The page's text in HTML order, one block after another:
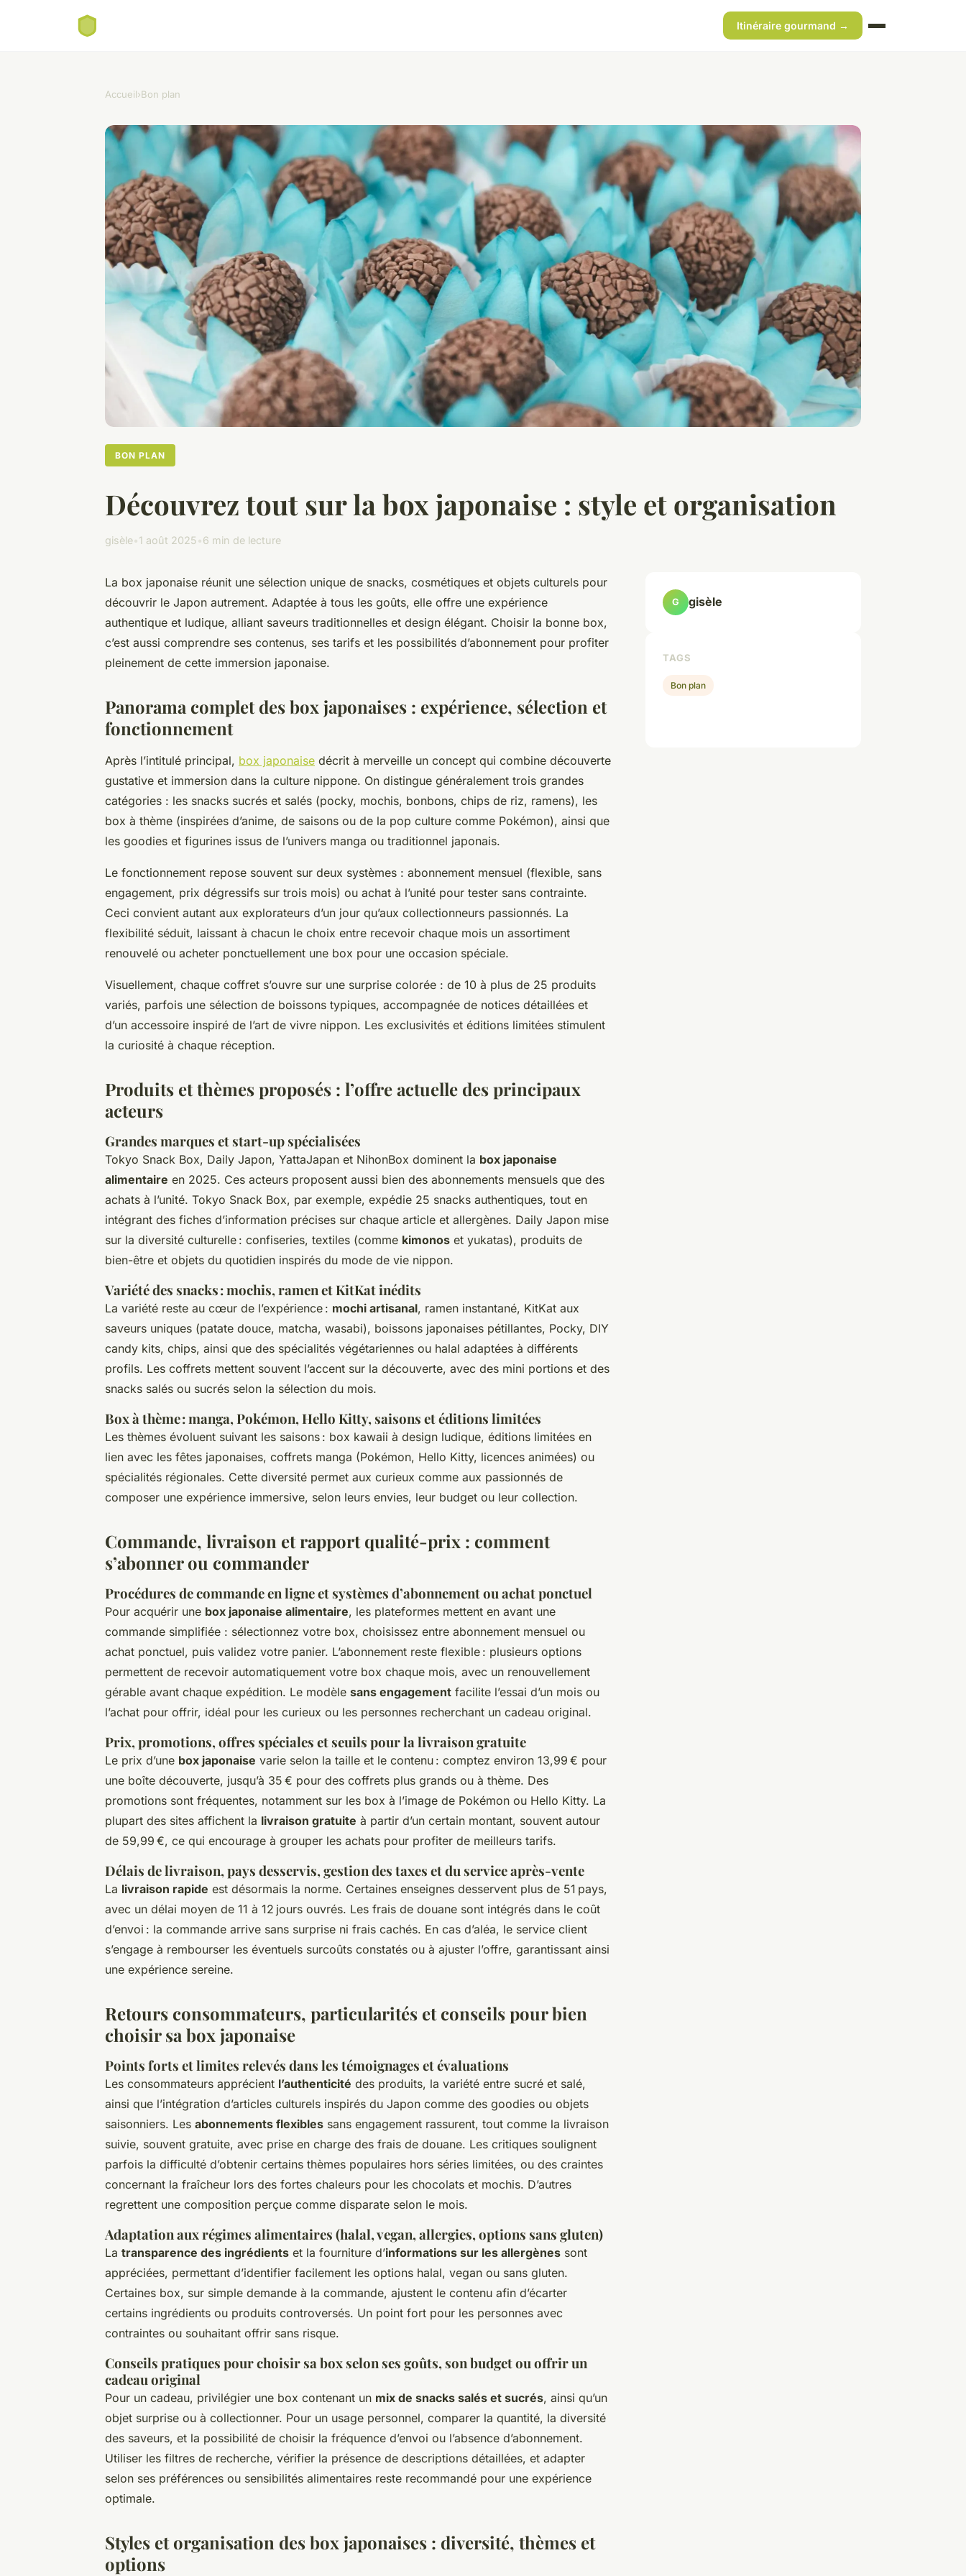
Itinéraire gourmand →
Accueil›Bon plan
BON PLAN
Découvrez tout sur la box japonaise : style et organisation
gisèle•1 août 2025•6 min de lecture
La box japonaise réunit une sélection unique de snacks, cosmétiques et objets culturels pour
découvrir le Japon autrement. Adaptée à tous les goûts, elle offre une expérience
authentique et ludique, alliant saveurs traditionnelles et design élégant. Choisir la bonne box,
c’est aussi comprendre ses contenus, ses tarifs et les possibilités d’abonnement pour profiter
pleinement de cette immersion japonaise.
Panorama complet des box japonaises : expérience, sélection et
fonctionnement
Après l’intitulé principal, box japonaise décrit à merveille un concept qui combine découverte
gustative et immersion dans la culture nippone. On distingue généralement trois grandes
catégories : les snacks sucrés et salés (pocky, mochis, bonbons, chips de riz, ramens), les
box à thème (inspirées d’anime, de saisons ou de la pop culture comme Pokémon), ainsi que
les goodies et figurines issus de l’univers manga ou traditionnel japonais.
Le fonctionnement repose souvent sur deux systèmes : abonnement mensuel (flexible, sans
engagement, prix dégressifs sur trois mois) ou achat à l’unité pour tester sans contrainte.
Ceci convient autant aux explorateurs d’un jour qu’aux collectionneurs passionnés. La
flexibilité séduit, laissant à chacun le choix entre recevoir chaque mois un assortiment
renouvelé ou acheter ponctuellement une box pour une occasion spéciale.
Visuellement, chaque coffret s’ouvre sur une surprise colorée : de 10 à plus de 25 produits
variés, parfois une sélection de boissons typiques, accompagnée de notices détaillées et
d’un accessoire inspiré de l’art de vivre nippon. Les exclusivités et éditions limitées stimulent
la curiosité à chaque réception.
Produits et thèmes proposés : l’offre actuelle des principaux
acteurs
Grandes marques et start-up spécialisées
Tokyo Snack Box, Daily Japon, YattaJapan et NihonBox dominent la box japonaise
alimentaire en 2025. Ces acteurs proposent aussi bien des abonnements mensuels que des
achats à l’unité. Tokyo Snack Box, par exemple, expédie 25 snacks authentiques, tout en
intégrant des fiches d’information précises sur chaque article et allergènes. Daily Japon mise
sur la diversité culturelle : confiseries, textiles (comme kimonos et yukatas), produits de
bien-être et objets du quotidien inspirés du mode de vie nippon.
Variété des snacks : mochis, ramen et KitKat inédits
La variété reste au cœur de l’expérience : mochi artisanal, ramen instantané, KitKat aux
saveurs uniques (patate douce, matcha, wasabi), boissons japonaises pétillantes, Pocky, DIY
candy kits, chips, ainsi que des spécialités végétariennes ou halal adaptées à différents
profils. Les coffrets mettent souvent l’accent sur la découverte, avec des mini portions et des
snacks salés ou sucrés selon la sélection du mois.
Box à thème : manga, Pokémon, Hello Kitty, saisons et éditions limitées
Les thèmes évoluent suivant les saisons : box kawaii à design ludique, éditions limitées en
lien avec les fêtes japonaises, coffrets manga (Pokémon, Hello Kitty, licences animées) ou
spécialités régionales. Cette diversité permet aux curieux comme aux passionnés de
composer une expérience immersive, selon leurs envies, leur budget ou leur collection.
Commande, livraison et rapport qualité-prix : comment
s’abonner ou commander
Procédures de commande en ligne et systèmes d’abonnement ou achat ponctuel
Pour acquérir une box japonaise alimentaire, les plateformes mettent en avant une
commande simplifiée : sélectionnez votre box, choisissez entre abonnement mensuel ou
achat ponctuel, puis validez votre panier. L’abonnement reste flexible : plusieurs options
permettent de recevoir automatiquement votre box chaque mois, avec un renouvellement
gérable avant chaque expédition. Le modèle sans engagement facilite l’essai d’un mois ou
l’achat pour offrir, idéal pour les curieux ou les personnes recherchant un cadeau original.
Prix, promotions, offres spéciales et seuils pour la livraison gratuite
Le prix d’une box japonaise varie selon la taille et le contenu : comptez environ 13,99 € pour
une boîte découverte, jusqu’à 35 € pour des coffrets plus grands ou à thème. Des
promotions sont fréquentes, notamment sur les box à l’image de Pokémon ou Hello Kitty. La
plupart des sites affichent la livraison gratuite à partir d’un certain montant, souvent autour
de 59,99 €, ce qui encourage à grouper les achats pour profiter de meilleurs tarifs.
Délais de livraison, pays desservis, gestion des taxes et du service après-vente
La livraison rapide est désormais la norme. Certaines enseignes desservent plus de 51 pays,
avec un délai moyen de 11 à 12 jours ouvrés. Les frais de douane sont intégrés dans le coût
d’envoi : la commande arrive sans surprise ni frais cachés. En cas d’aléa, le service client
s’engage à rembourser les éventuels surcoûts constatés ou à ajuster l’offre, garantissant ainsi
une expérience sereine.
Retours consommateurs, particularités et conseils pour bien
choisir sa box japonaise
Points forts et limites relevés dans les témoignages et évaluations
Les consommateurs apprécient l’authenticité des produits, la variété entre sucré et salé,
ainsi que l’intégration d’articles culturels inspirés du Japon comme des goodies ou objets
saisonniers. Les abonnements flexibles sans engagement rassurent, tout comme la livraison
suivie, souvent gratuite, avec prise en charge des frais de douane. Les critiques soulignent
parfois la difficulté d’obtenir certains thèmes populaires hors séries limitées, ou des craintes
concernant la fraîcheur lors des fortes chaleurs pour les chocolats et mochis. D’autres
regrettent une composition perçue comme disparate selon le mois.
Adaptation aux régimes alimentaires (halal, vegan, allergies, options sans gluten)
La transparence des ingrédients et la fourniture d’informations sur les allergènes sont
appréciées, permettant d’identifier facilement les options halal, vegan ou sans gluten.
Certaines box, sur simple demande à la commande, ajustent le contenu afin d’écarter
certains ingrédients ou produits controversés. Un point fort pour les personnes avec
contraintes ou souhaitant offrir sans risque.
Conseils pratiques pour choisir sa box selon ses goûts, son budget ou offrir un
cadeau original
Pour un cadeau, privilégier une box contenant un mix de snacks salés et sucrés, ainsi qu’un
objet surprise ou à collectionner. Pour un usage personnel, comparer la quantité, la diversité
des saveurs, et la possibilité de choisir la fréquence d’envoi ou l’absence d’abonnement.
Utiliser les filtres de recherche, vérifier la présence de descriptions détaillées, et adapter
selon ses préférences ou sensibilités alimentaires reste recommandé pour une expérience
optimale.
Styles et organisation des box japonaises : diversité, thèmes et
options
G gisèle
TAGS
Bon plan